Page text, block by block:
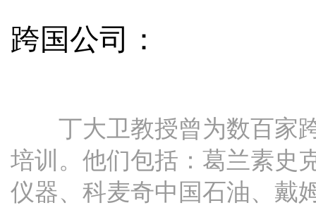
跨国公司：
丁大卫教授曾为数百家跨
培训。他们包括：葛兰素史
仪器、科麦奇中国石油、戴